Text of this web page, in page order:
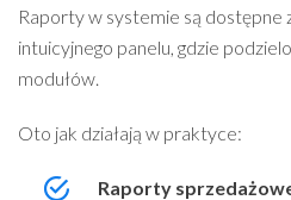
Raporty w systemie są dostępne
intuicyjnego panelu, gdzie
modułów.
Oto jak działają w praktyce:
Raporty